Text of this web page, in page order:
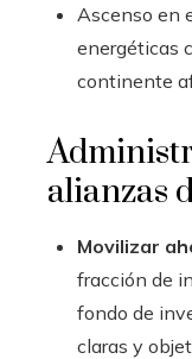
Ascenso en
energéticas
continente
alianzas
Movilizar
fracción de
fondo de
claras y